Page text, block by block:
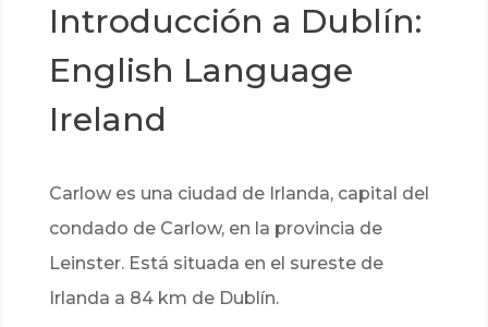
Introducción a Dublín:
English Language
Ireland
Carlow es una ciudad de Irlanda, capital del
condado de Carlow, en la provincia de
Leinster. Está situada en el sureste de
Irlanda a 84 km de Dublín.